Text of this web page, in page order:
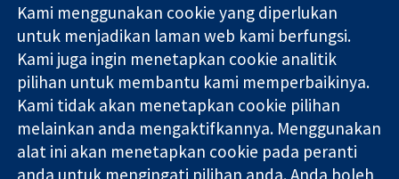
Bukti yang
dipercayai.
keputusan
termaklum
Kesihatan yang
lebih baik
11-13 Cavendish
Square
London
W1G 0AN
United Kingdom
Hubungi kita
Berita
Pejabat
akhbar
Perihal Kami
Pekerjaan
Cochrane
Library
Kami menggunakan cookie yang diperlukan
untuk menjadikan laman web kami berfungsi.
Kami juga ingin menetapkan cookie analitik
pilihan untuk membantu kami memperbaikinya.
Kami tidak akan menetapkan cookie pilihan
melainkan anda mengaktifkannya. Menggunakan
alat ini akan menetapkan cookie pada peranti
anda untuk mengingati pilihan anda. Anda boleh